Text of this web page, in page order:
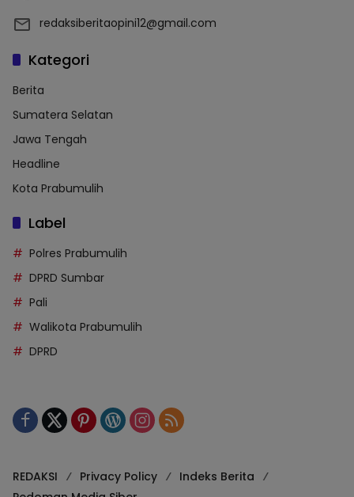
redaksiberitaopini12@gmail.com
Kategori
Berita
Sumatera Selatan
Jawa Tengah
Headline
Kota Prabumulih
Label
Polres Prabumulih
DPRD Sumbar
Pali
Walikota Prabumulih
DPRD
REDAKSI Privacy Policy
Indeks Berita